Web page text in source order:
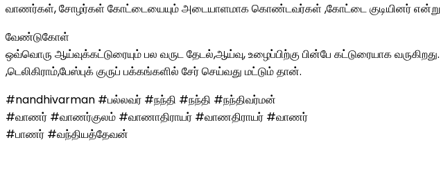
வாணர்கள், சோழர்கள் கோட்டையையும் அடையாளமாக கொண்டவர்கள் ,கோட்டை குடியினர்
வேண்டுகோள்
ஒவ்வொரு ஆய்வுக்கட்டுரையும் பல வருட தேடல்,ஆய்வு, உழைப்பிற்கு பின்பே கட்டுரையாக
,டெலிகிராம்,பேஸ்புக் குருப் பக்கங்களில் சேர் செய்வது மட்டும் தான்.
#nandhivarman #பல்லவர் #நந்தி #நந்தி #நந்திவர்மன்
#வாணர் #வாணர்குலம் #வாணாதிராயர் #வாணதிராயர் #வாணர்
#பாணர் #வந்தியத்தேவன்